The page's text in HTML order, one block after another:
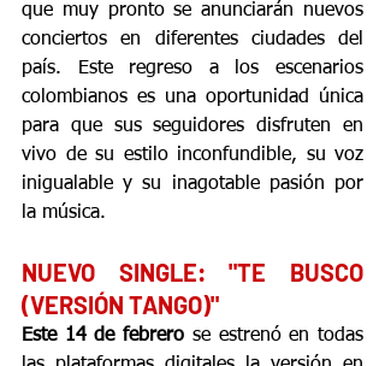
que muy pronto se anunciarán nuevos
conciertos en diferentes ciudades del
país. Este regreso a los escenarios
colombianos es una oportunidad única
para que sus seguidores disfruten en
vivo de su estilo inconfundible, su voz
inigualable y su inagotable pasión por
la música.
NUEVO SINGLE: "TE BUSCO
(VERSIÓN TANGO)"
Este 14 de febrero se estrenó en todas